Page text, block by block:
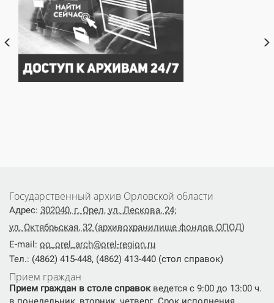
Государственный архив Орловской области
Адрес: 302040, г. Орел, ул. Лескова, 24;
ул. Октябрьская, 32 (архивохранилище фондов ОПОД)
E-mail: oo_orel_arch@orel-region.ru
Тел.: (4862) 415-448, (4862) 413-440 (стол справок)
Прием граждан
Прием граждан в столе справокведется с 9:00 до 13:00 ч.